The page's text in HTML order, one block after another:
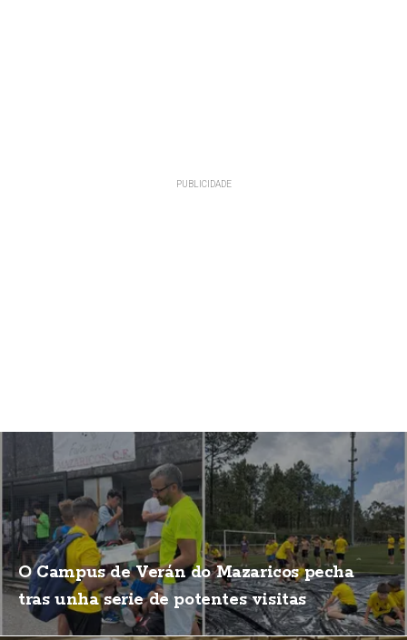
O Campus de Verán do Mazaricos pecha
tras unha serie de potentes visitas